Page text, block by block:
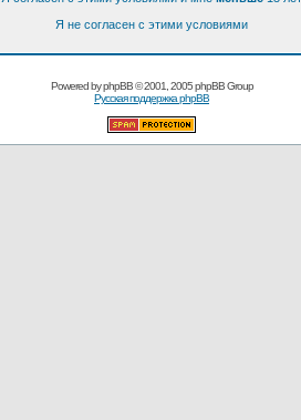
Я не согласен с этими условиями
Powered byphpBB© 2001, 2005 phpBB Group
Русская поддержка phpBB